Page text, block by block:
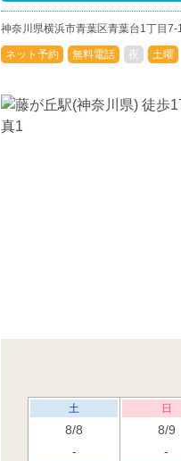
神奈川県横浜市青葉区青葉台1丁目
ネット予約 無料電話 夜 土曜
土
8/8
-
日
8/9
-